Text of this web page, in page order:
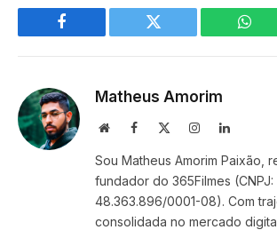
Facebook Twitter
Matheus Amorim
WebsiteFacebook InstagramLinkedIn
Sou Matheus Amorim Paixão,
fundador do 365Filmes (CNPJ:
48.363.896/0001-08). Com
consolidada no mercado